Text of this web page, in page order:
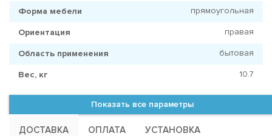
Форма мебели прямоугольная
Ориентация правая
Область применения бытовая
Вес, кг 10.7
Показать все параметры
ДОСТАВКА ОПЛАТА УСТАНОВКА